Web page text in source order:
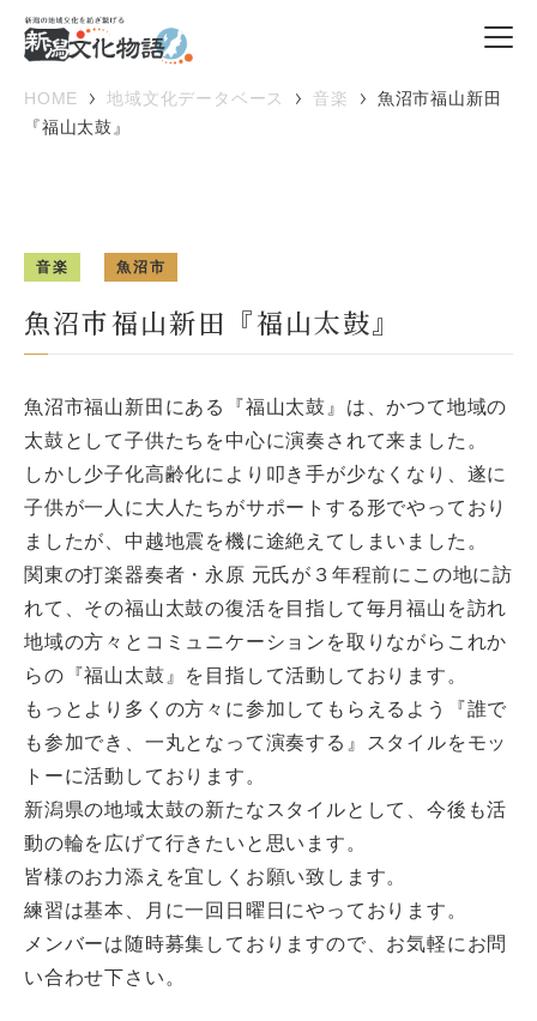
HOME 地域文化データベース 音楽
魚沼市福山新田
『福山太鼓』
音楽 魚沼市
魚沼市福山新田『福山太鼓』
魚沼市福山新田にある『福山太鼓』は、かつて地域の
太鼓として子供たちを中心に演奏されて来ました。
しかし少子化高齢化により叩き手が少なくなり、遂に
子供が一人に大人たちがサポートする形でやっており
ましたが、中越地震を機に途絶えてしまいました。
関東の打楽器奏者・永原 元氏が３年程前にこの地に訪
れて、その福山太鼓の復活を目指して毎月福山を訪れ
地域の方々とコミュニケーションを取りながらこれか
らの『福山太鼓』を目指して活動しております。
もっとより多くの方々に参加してもらえるよう『誰で
も参加でき、一丸となって演奏する』スタイルをモッ
トーに活動しております。
新潟県の地域太鼓の新たなスタイルとして、今後も活
動の輪を広げて行きたいと思います。
皆様のお力添えを宜しくお願い致します。
練習は基本、月に一回日曜日にやっております。
メンバーは随時募集しておりますので、お気軽にお問
い合わせ下さい。